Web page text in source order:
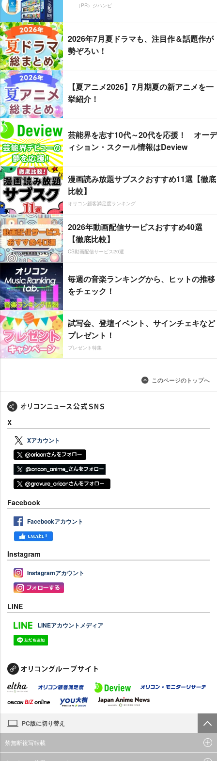
（PR）ジハンピ
2026年7月夏ドラマも、注目作＆話題作が
勢ぞろい！
【夏アニメ2026】7月期夏の新アニメを一
挙紹介！
芸能界を志す10代～20代を応援！ オーデ
ィション・スクール情報はDeview
漫画読み放題サブスクおすすめ11選【徹底
比較】
オリコン顧客満足度ランキング
2026年動画配信サービスおすすめ40選
【徹底比較】
CS動画配信サービス20選
毎週の音楽ランキングから、ヒットの推移
をチェック！
試写会、登壇イベント、サインチェキなど
プレゼント！
プレゼント特集
このページのトップへ
X
Xアカウント
Facebook
Facebookアカウント
Instagram
Instagramアカウント
LINE
LINEアカウントメディア
PC版に切り替え
禁無断複写転載